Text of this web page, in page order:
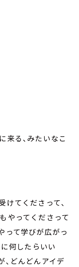
来る、みたいなこ
けてくださって、
やってくださって
って学びが広がっ
何したらいい
、どんどんアイデ